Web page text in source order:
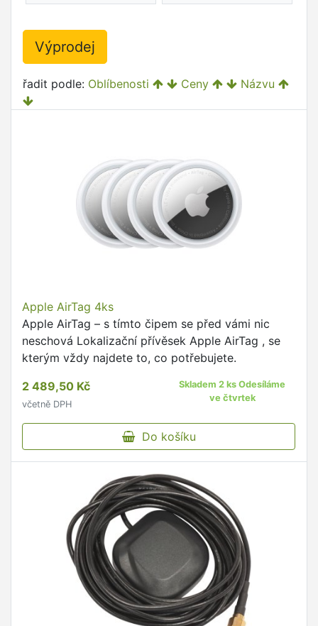
Výprodej
řadit podle: Oblíbenosti Ceny Názvu
Apple AirTag 4ks
Apple AirTag – s tímto čipem se před vámi nic
neschová Lokalizační přívěsek Apple AirTag , se
kterým vždy najdete to, co potřebujete.
2 489,50 Kč
včetně DPH
Skladem 2 ks Odesíláme
ve čtvrtek
Do košíku